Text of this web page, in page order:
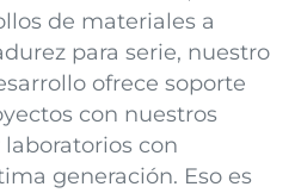
de materiales a
para serie, nuestro
ofrece soporte
con nuestros
con
generación. Eso es